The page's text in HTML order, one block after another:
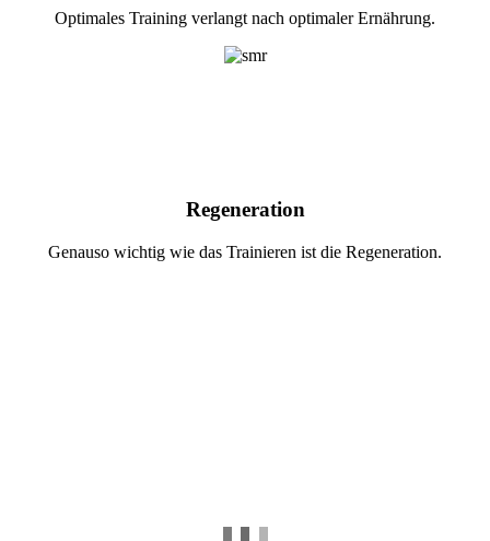
Optimales Training verlangt nach optimaler Ernährung.
Regeneration
Genauso wichtig wie das Trainieren ist die Regeneration.